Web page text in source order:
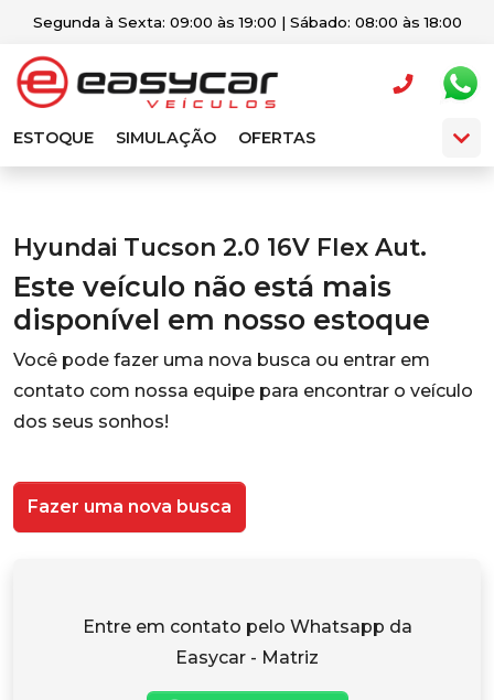
Segunda à Sexta: 09:00 às 19:00 | Sábado: 08:00 às 18:00
ESTOQUE SIMULAÇÃO OFERTAS
Hyundai Tucson 2.0 16V Flex Aut.
Este veículo não está mais
disponível em nosso estoque
Você pode fazer uma nova busca ou entrar em
contato com nossa equipe para encontrar o veículo
dos seus sonhos!
Fazer uma nova busca
Entre em contato pelo Whatsapp da
Easycar - Matriz